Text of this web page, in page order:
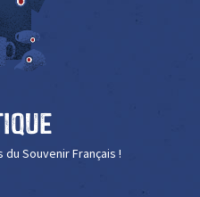
Souvenir Français !